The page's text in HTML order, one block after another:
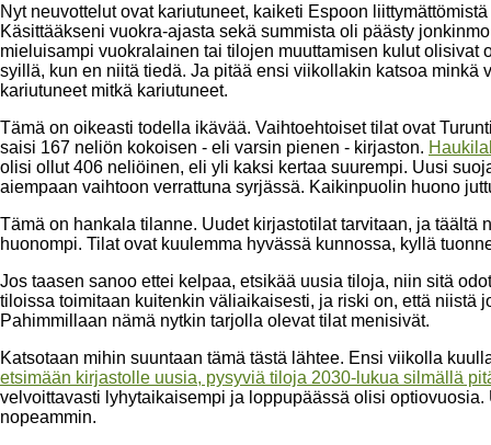
Nyt neuvottelut ovat kariutuneet, kaiketi Espoon
Käsittääkseni vuokra-ajasta sekä summista oli päästy
mieluisampi vuokralainen tai tilojen muuttamisen kulut
syillä, kun en niitä tiedä. Ja pitää ensi viikollakin katsoa
kariutuneet mitkä kariutuneet.
Tämä on oikeasti todella ikävää. Vaihtoehtoiset tilat ovat
saisi 167 neliön kokoisen - eli varsin pienen - kirjaston.
olisi ollut 406 neliöinen, eli yli kaksi kertaa suurempi. Uusi
aiempaan vaihtoon verrattuna syrjässä. Kaikinpuolin huono
Tämä on hankala tilanne. Uudet kirjastotilat tarvitaan, ja
huonompi. Tilat ovat kuulemma hyvässä kunnossa, kyllä
Jos taasen sanoo ettei kelpaa, etsikää uusia tiloja, niin sitä
tiloissa toimitaan kuitenkin väliaikaisesti, ja riski on, että niistä
Pahimmillaan nämä nytkin tarjolla olevat tilat menisivät.
Katsotaan mihin suuntaan tämä tästä lähtee. Ensi viikolla
etsimään kirjastolle uusia, pysyviä tiloja 2030-lukua silmällä
velvoittavasti lyhytaikaisempi ja loppupäässä olisi
nopeammin.